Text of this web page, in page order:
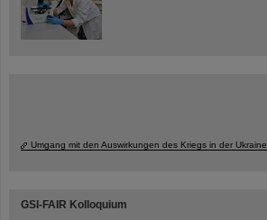
Umgang mit den Auswirkungen des Kriegs in der Ukraine
GSI-FAIR Kolloquium